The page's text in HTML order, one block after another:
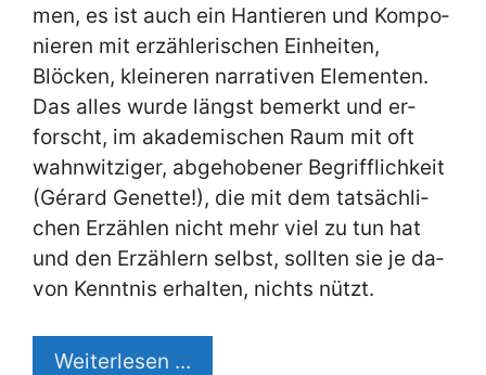
men, es ist auch ein Han­tie­ren und Kom­po­
nie­ren mit er­zäh­le­ri­schen Ein­hei­ten,
Blöcken, klei­ne­ren nar­ra­ti­ven Ele­men­ten.
Das al­les wur­de längst be­merkt und er­
forscht, im aka­de­mi­schen Raum mit oft
wahn­wit­zi­ger, ab­ge­ho­be­ner Be­griff­lich­keit
(Gé­rard Ge­net­te!), die mit dem tat­säch­li­
chen Er­zäh­len nicht mehr viel zu tun hat
und den Er­zäh­lern selbst, soll­ten sie je da­
von Kennt­nis er­hal­ten, nichts nützt.
Wei­ter­le­sen ...